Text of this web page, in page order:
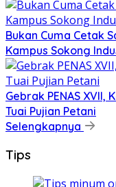
Bukan Cuma Cetak
Kampus Sokong
Gebrak PENAS XVII,
Tuai Pujian Petani
Selengkapnya
Tips